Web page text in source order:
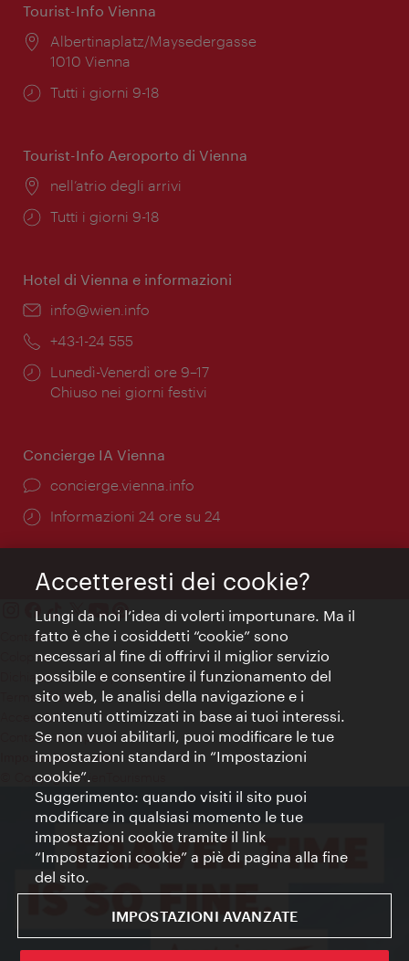
Tourist-Info Vienna
Posizione:
Albertinaplatz/Maysedergasse
1010 Vienna
Orari
Tutti i giorni 9-18
Tourist-Info Aeroporto di Vienna
Posizione:
nell’atrio degli arrivi
Orari
Tutti i giorni 9-18
Hotel di Vienna e informazioni
Email:
info@wien.info
Telefono:
+43-1-24 555
Orari
di
Lunedì-Venerdì ore 9–17
Chiuso nei giorni festivi
Concierge IA Vienna
Ort:
concierge.vienna.info
Öffnungszeiten:
Informazioni 24 ore su 24
Contatti
Colophon
Dichiarazione sulla protezione dei dati
Terms of Use
Accessibilità
Contatto stampa
Impostazioni cookie
© Copyright WienTourismus
Accetteresti dei cookie?
Lungi da noi l’idea di volerti importunare. Ma il
fatto è che i cosiddetti “cookie” sono
necessari al fine di offrirvi il miglior servizio
possibile e consentire il funzionamento del
sito web, le analisi della navigazione e i
contenuti ottimizzati in base ai tuoi interessi.
Se non vuoi abilitarli, puoi modificare le tue
impostazioni standard in “Impostazioni
cookie”.
Suggerimento: quando visiti il sito puoi
modificare in qualsiasi momento le tue
impostazioni cookie tramite il link
“Impostazioni cookie” a piè di pagina alla fine
del sito.
IMPOSTAZIONI AVANZATE